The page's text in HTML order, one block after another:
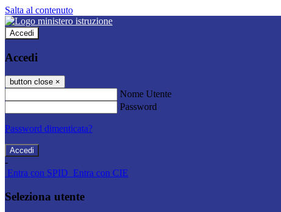
Salta al contenuto
Accedi
Accedi
button close ×
Nome Utente
Password
Password dimenticata?
-
Entra con SPID Entra con CIE
Seleziona utente